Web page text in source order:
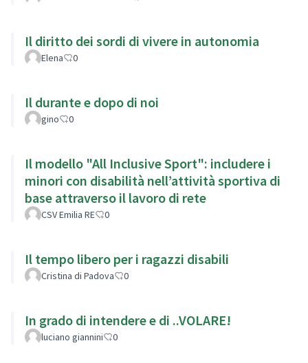
Il diritto dei sordi di vivere in autonomia
Elena 0
Il durante e dopo di noi
gino 0
Il modello "All Inclusive Sport": includere i
minori con disabilità nell’attività sportiva di
base attraverso il lavoro di rete
CSV Emilia RE 0
Il tempo libero per i ragazzi disabili
Cristina di Padova 0
In grado di intendere e di ..VOLARE!
luciano giannini 0